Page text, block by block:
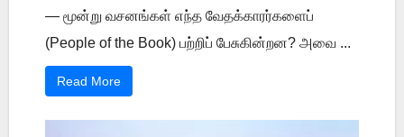
— மூன்று வசனங்கள் எந்த வேதக்காரர்களைப்
(People of the Book) பற்றிப் பேசுகின்றன? அவை ...
Read More